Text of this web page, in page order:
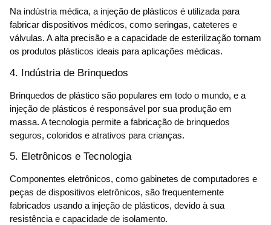
Na indústria médica, a injeção de plásticos é utilizada para
fabricar dispositivos médicos, como seringas, cateteres e
válvulas. A alta precisão e a capacidade de esterilização tornam
os produtos plásticos ideais para aplicações médicas.
4. Indústria de Brinquedos
Brinquedos de plástico são populares em todo o mundo, e a
injeção de plásticos é responsável por sua produção em
massa. A tecnologia permite a fabricação de brinquedos
seguros, coloridos e atrativos para crianças.
5. Eletrônicos e Tecnologia
Componentes eletrônicos, como gabinetes de computadores e
peças de dispositivos eletrônicos, são frequentemente
fabricados usando a injeção de plásticos, devido à sua
resistência e capacidade de isolamento.